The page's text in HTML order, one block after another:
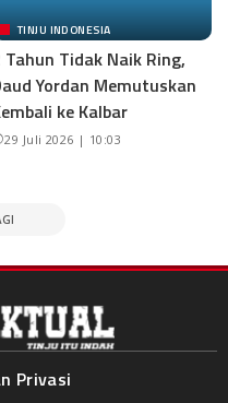
TINJU INDONESIA
Tahun Tidak Naik Ring,
Yordan Memutuskan
ke Kalbar
29 Juli 2026 | 10:03
Privasi